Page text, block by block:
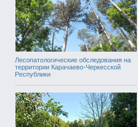
Лесопатологические обследования на
территории Карачаево-Черкесской
Республики